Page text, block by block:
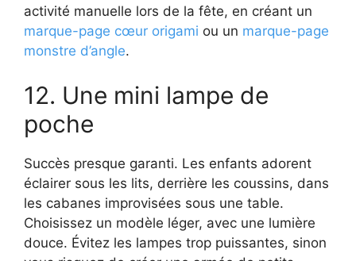
activité manuelle lors de la fête, en créant un
marque-page cœur origami ou un marque-page
monstre d’angle.
12. Une mini lampe de
poche
Succès presque garanti. Les enfants adorent
éclairer sous les lits, derrière les coussins, dans
les cabanes improvisées sous une table.
Choisissez un modèle léger, avec une lumière
douce. Évitez les lampes trop puissantes, sinon